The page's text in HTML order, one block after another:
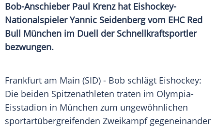
Bob-Anschieber Paul Krenzhat Eishockey-
NationalspielerYannic Seidenbergvom EHC Red
Bull München im Duell der Schnellkraftsportler
bezwungen.
Frankfurt am Main (SID) - Bob schlägt Eishockey:
Die beiden Spitzenathleten traten im Olympia-
Eisstadion in München zum ungewöhnlichen
sportartübergreifenden Zweikampf gegeneinander